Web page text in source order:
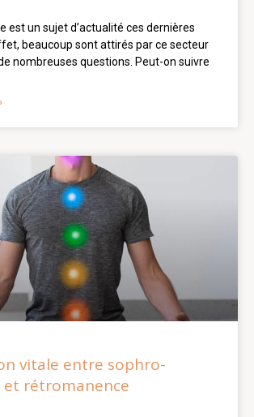
est un sujet d’actualité ces dernières
beaucoup sont attirés par ce secteur
nombreuses questions. Peut-on suivre
vitale entre sophro-
et rétromanence